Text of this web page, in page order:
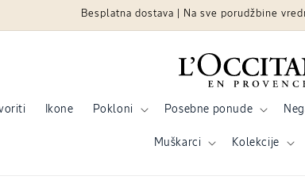
Besplatna dostava | Na sve porudžbine
Ikone Pokloni Posebne ponude
Muškarci Kolekcije